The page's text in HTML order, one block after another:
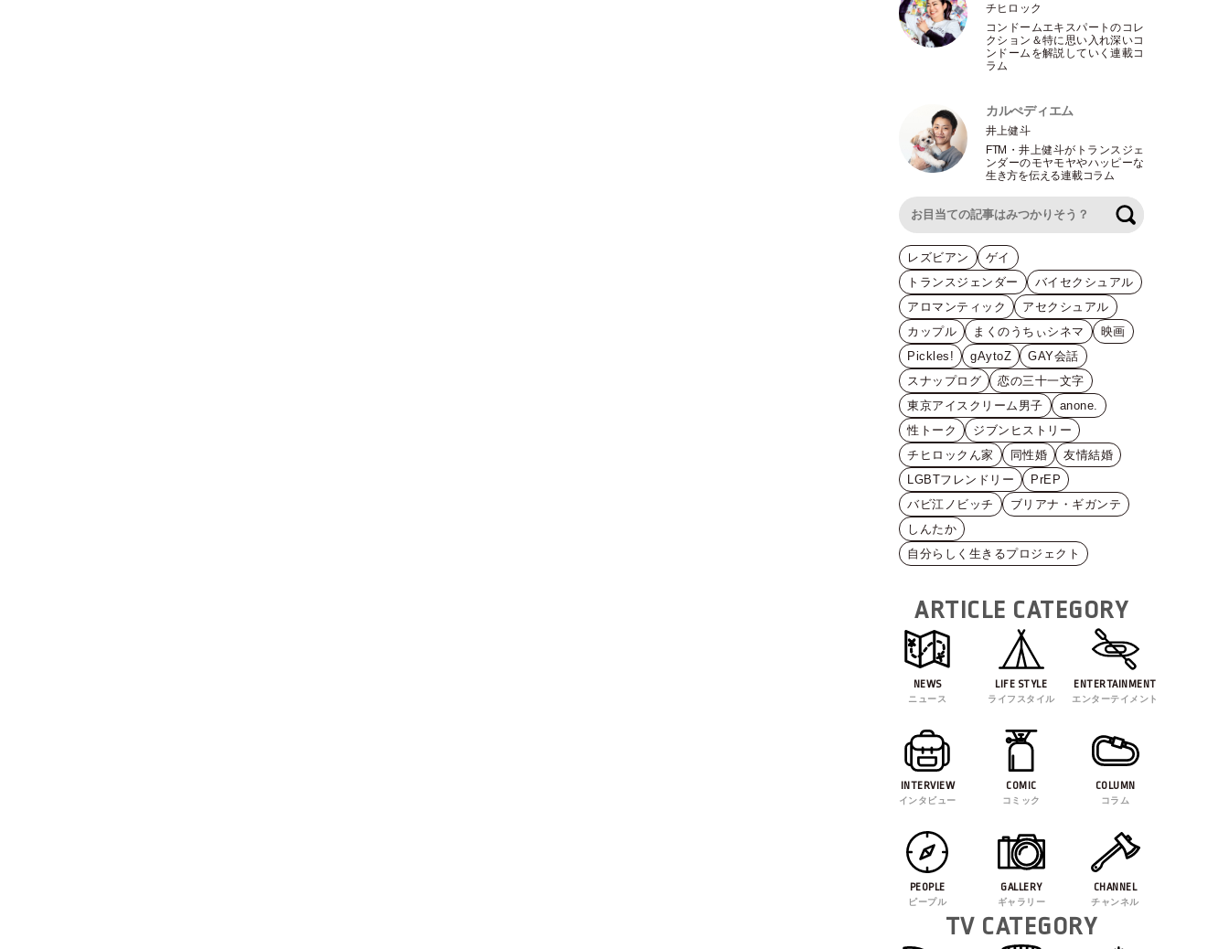
チヒロック
コンドームエキスパートのコレ
クション＆特に思い入れ深いコ
ンドームを解説していく連載コ
ラム
カルぺディエム
井上健斗
FTM ・井上健斗がトランスジェ
ンダーのモヤモヤやハッピーな
生き方を伝える連載コラム
レズビアン
ゲイ
トランスジェンダー
バイセクシュアル
アロマンティック
アセクシュアル
カップル
まくのうちぃシネマ
映画
Pickles!
gAytoZ
GAY会話
スナップログ
恋の三十一文字
東京アイスクリーム男子
anone.
性トーク
ジブンヒストリー
チヒロックん家
同性婚
友情結婚
LGBTフレンドリー
PrEP
バビ江ノビッチ
ブリアナ・ギガンテ
しんたか
自分らしく生きるプロジェクト
ARTICLE CATEGORY
NEWS
ニュース
LIFE STYLE
ライフスタイル
ENTERTAINMENT
エンターテイメント
INTERVIEW
インタビュー
COMIC
コミック
COLUMN
コラム
PEOPLE
ピープル
GALLERY
ギャラリー
CHANNEL
チャンネル
TV CATEGORY